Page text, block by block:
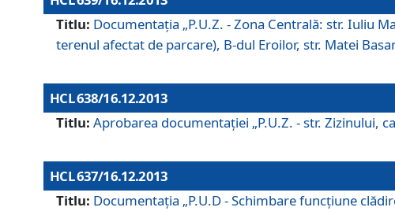
Titlu: Documentaţia „P.U.Z. - Zona Centrală: str. Iuliu
terenul afectat de parcare), B-dul Eroilor, str. Matei
HCL 638/16.12.2013
Titlu: Aprobarea documentaţiei „P.U.Z. - str. Zizinului,
HCL 637/16.12.2013
Titlu: Documentaţia „P.U.D - Schimbare funcţiune